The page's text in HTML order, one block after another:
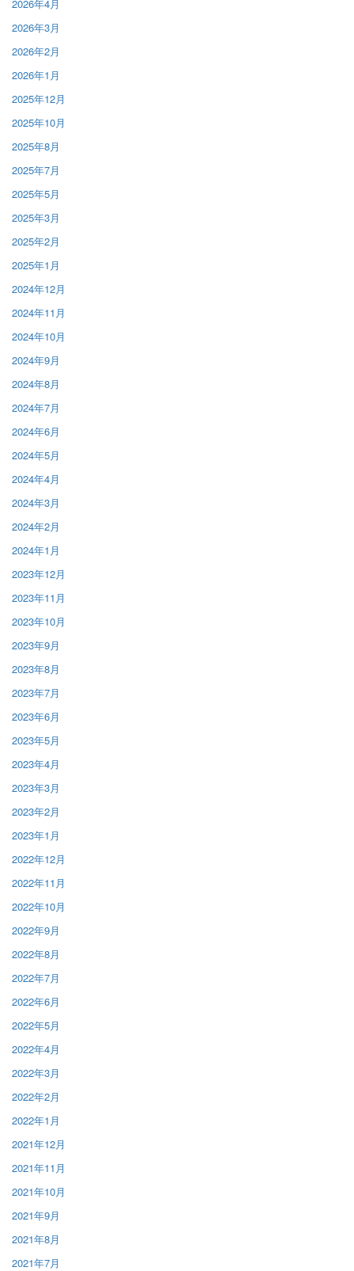
2026年4月
2026年3月
2026年2月
2026年1月
2025年12月
2025年10月
2025年8月
2025年7月
2025年5月
2025年3月
2025年2月
2025年1月
2024年12月
2024年11月
2024年10月
2024年9月
2024年8月
2024年7月
2024年6月
2024年5月
2024年4月
2024年3月
2024年2月
2024年1月
2023年12月
2023年11月
2023年10月
2023年9月
2023年8月
2023年7月
2023年6月
2023年5月
2023年4月
2023年3月
2023年2月
2023年1月
2022年12月
2022年11月
2022年10月
2022年9月
2022年8月
2022年7月
2022年6月
2022年5月
2022年4月
2022年3月
2022年2月
2022年1月
2021年12月
2021年11月
2021年10月
2021年9月
2021年8月
2021年7月